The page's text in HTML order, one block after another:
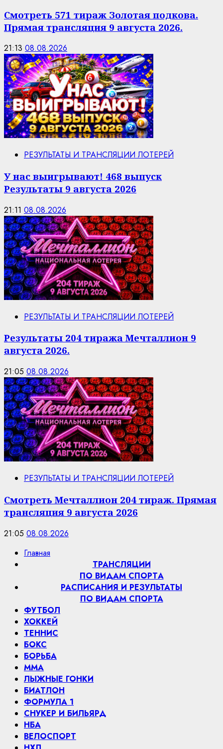
Смотреть 571 тираж Золотая подкова.
Прямая трансляция 9 августа 2026.
21:13 08.08.2026
РЕЗУЛЬТАТЫ И ТРАНСЛЯЦИИ ЛОТЕРЕЙ
У нас выигрывают! 468 выпуск
Результаты 9 августа 2026
21:11 08.08.2026
РЕЗУЛЬТАТЫ И ТРАНСЛЯЦИИ ЛОТЕРЕЙ
Результаты 204 тиража Мечталлион 9
августа 2026.
21:05 08.08.2026
РЕЗУЛЬТАТЫ И ТРАНСЛЯЦИИ ЛОТЕРЕЙ
Смотреть Мечталлион 204 тираж. Прямая
трансляция 9 августа 2026
21:05 08.08.2026
Главная
ТРАНСЛЯЦИИ
ПО ВИДАМ СПОРТA
РАСПИСАНИЯ И РЕЗУЛЬТАТЫ
ПО ВИДАМ СПОРТА
ФУТБОЛ
ХОККЕЙ
ТЕННИС
БОКС
БОРЬБА
MMA
ЛЫЖНЫЕ ГОНКИ
БИАТЛОН
ФОРМУЛА 1
СНУКЕР И БИЛЬЯРД
НБА
ВЕЛОСПОРТ